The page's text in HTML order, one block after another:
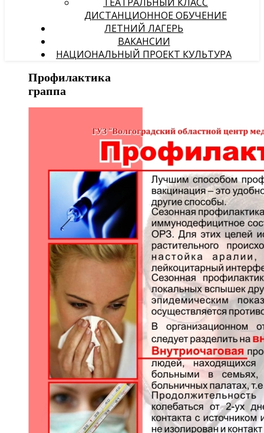
ДИСТАНЦИОННОЕ ОБУЧЕНИЕ
ЛЕТНИЙ ЛАГЕРЬ
ВАКАНСИИ
НАЦИОНАЛЬНЫЙ ПРОЕКТ КУЛЬТУРА
Профилактика
граппа